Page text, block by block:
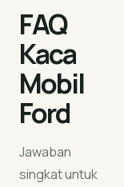
FAQ
Kaca
Mobil
Ford
Jawaban
singkat untuk